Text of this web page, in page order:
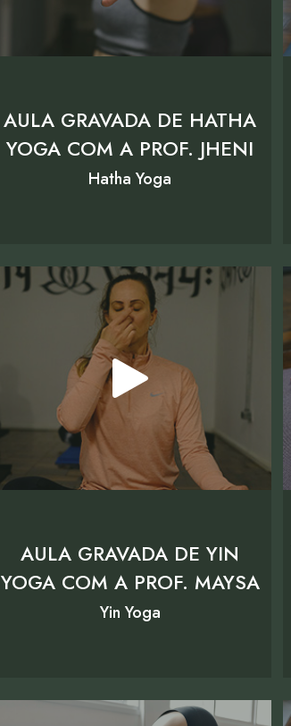
AULA GRAVADA DE HATHA
YOGA COM A PROF. JHENI
Hatha Yoga
AULA GRAVADA DE YIN
YOGA COM A PROF. MAYSA
Yin Yoga